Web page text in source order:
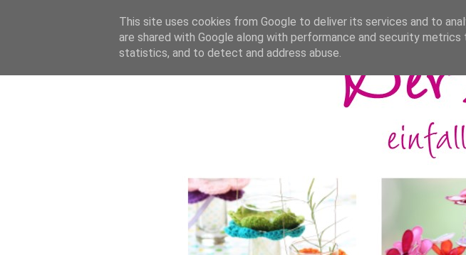
This site uses cookies from Google to deliver its services and to
are shared with Google along with performance and security
statistics, and to detect and address abuse.